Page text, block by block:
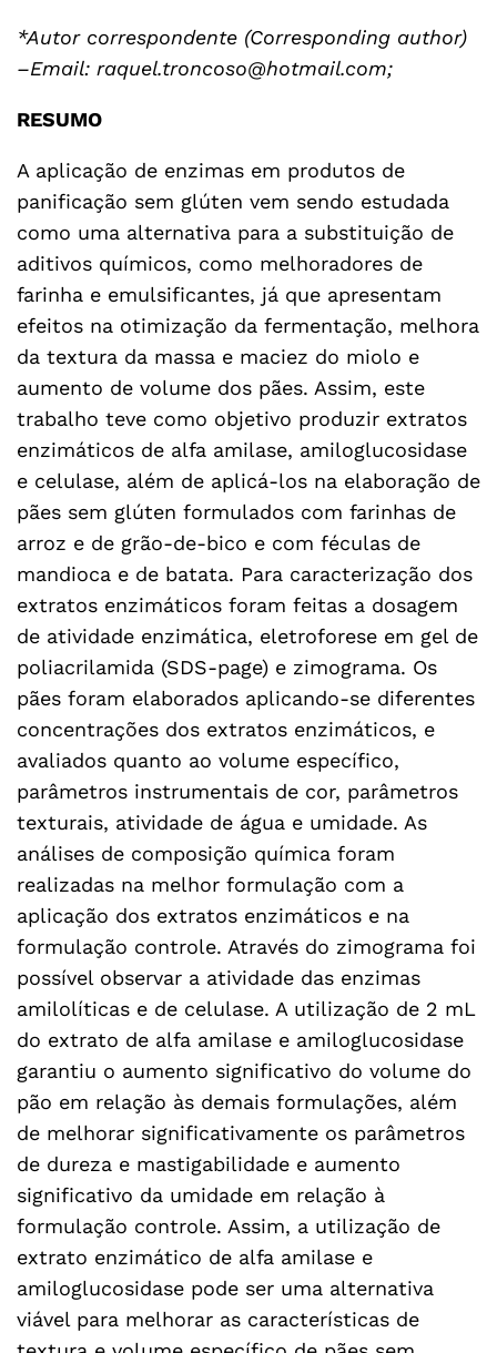
*Autor correspondente (Corresponding author)
–Email: raquel.troncoso@hotmail.com;
RESUMO
A aplicação de enzimas em produtos de
panificação sem glúten vem sendo estudada
como uma alternativa para a substituição de
aditivos químicos, como melhoradores de
farinha e emulsificantes, já que apresentam
efeitos na otimização da fermentação, melhora
da textura da massa e maciez do miolo e
aumento de volume dos pães. Assim, este
trabalho teve como objetivo produzir extratos
enzimáticos de alfa amilase, amiloglucosidase
e celulase, além de aplicá-los na elaboração de
pães sem glúten formulados com farinhas de
arroz e de grão-de-bico e com féculas de
mandioca e de batata. Para caracterização dos
extratos enzimáticos foram feitas a dosagem
de atividade enzimática, eletroforese em gel de
poliacrilamida (SDS-page) e zimograma. Os
pães foram elaborados aplicando-se diferentes
concentrações dos extratos enzimáticos, e
avaliados quanto ao volume específico,
parâmetros instrumentais de cor, parâmetros
texturais, atividade de água e umidade. As
análises de composição química foram
realizadas na melhor formulação com a
aplicação dos extratos enzimáticos e na
formulação controle. Através do zimograma foi
possível observar a atividade das enzimas
amilolíticas e de celulase. A utilização de 2 mL
do extrato de alfa amilase e amiloglucosidase
garantiu o aumento significativo do volume do
pão em relação às demais formulações, além
de melhorar significativamente os parâmetros
de dureza e mastigabilidade e aumento
significativo da umidade em relação à
formulação controle. Assim, a utilização de
extrato enzimático de alfa amilase e
amiloglucosidase pode ser uma alternativa
viável para melhorar as características de